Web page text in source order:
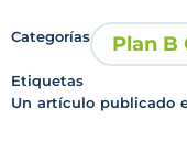
Categorías Plan B
Etiquetas
Un artículo publicado